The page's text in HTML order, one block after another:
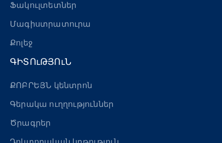
Ֆակուլտետներ
Մագիստրատուրա
Քոլեջ
ԳԻՏՈւԹՅՈւՆ
ՔՈԲՐԵՅՆ կենտրոն
Գերակա ուղղություններ
Ծրագրեր